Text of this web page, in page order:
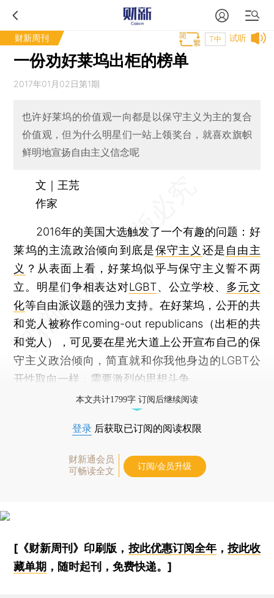
财新周刊 试听
T中
一份劝好莱坞出柜的榜单
2017年01月02日第1期
也许好莱坞的价值观一向都是以保守主义为主的复合
价值观，但为什么明星们一站上领奖台，就喜欢旗帜
鲜明地宣扬自由主义信念呢
文｜王芫
作家
2016年的美国大选触发了一个有趣的问题：好
莱坞的主流政治倾向到底是保守主义 还是自由主
义 ？从表面上看，好莱坞似乎与保守主义誓不两
立。明星们争相表达对LGBT、公立学校、 多元文
化等自由派议题的强力支持。在好莱坞，公开的共
和党人被称作coming-out republicans（出柜的共
和党人），可见要在星光大道上公开宣布自己的保
守主义政治倾向，简直就和你我他身边的LGBT公
开性取向一样，需要激烈的思想斗争。
本文共计1799字 订阅后继续阅读
登录 后获取已订阅的阅读权限
财新通会员
可畅读全文
订阅/会员升级
[《财新周刊》印刷版， 按此优惠订阅全年， 按此收
藏单期 ，随时起刊，免费快递。]